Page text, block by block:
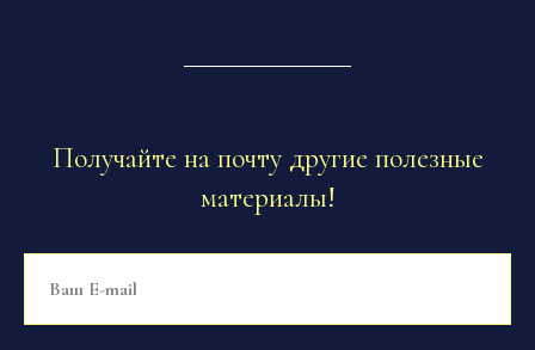
Получайте на почту другие полезные
материалы!